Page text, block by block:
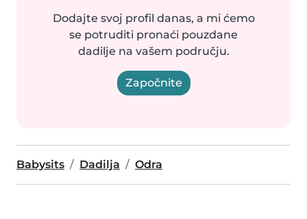
Dodajte svoj profil danas, a mi ćemo
se potruditi pronaći pouzdane
dadilje na vašem području.
Započnite
Babysits Dadilja Odra